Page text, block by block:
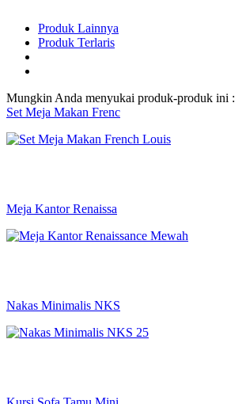
Produk Lainnya
Produk Terlaris
Mungkin Anda menyukai produk-produk ini :
Set Meja Makan Frenc
Meja Kantor Renaissa
Nakas Minimalis NKS